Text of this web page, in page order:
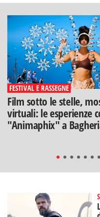
FESTIVAL E RASSEGNE
Film sotto le stelle,
virtuali: le esperienze
"Animaphix" a